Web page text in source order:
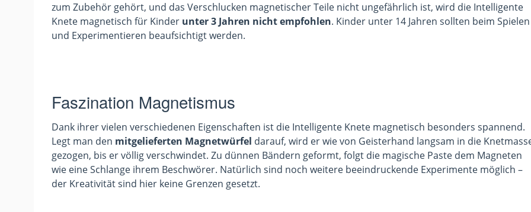
zum Zubehör gehört, und das Verschlucken magnetischer Teile nicht ungefährlich ist, wird die Intelligente
Knete magnetisch für Kinder unter 3 Jahren nicht empfohlen. Kinder unter 14 Jahren sollten beim Spielen
und Experimentieren beaufsichtigt werden.
Faszination Magnetismus
Dank ihrer vielen verschiedenen Eigenschaften ist die Intelligente Knete magnetisch besonders spannend.
Legt man den mitgelieferten Magnetwürfel darauf, wird er wie von Geisterhand langsam in die
gezogen, bis er völlig verschwindet. Zu dünnen Bändern geformt, folgt die magische Paste dem Magneten
wie eine Schlange ihrem Beschwörer. Natürlich sind noch weitere beeindruckende Experimente möglich –
der Kreativität sind hier keine Grenzen gesetzt.